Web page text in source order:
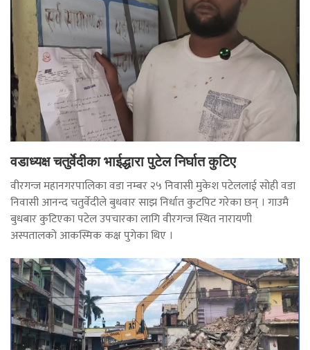
वडाध्यक्ष चतुर्वेदीका भाईद्धारा पुटेल निर्घात कुटिए
वीरगन्ज महानगरपालिका वडा नम्बर २५ निवासी मुकेश पटेललाई सोही वडा
निवासी आनन्द चतुर्वेदीले बुधवार साझ निर्धात कुटपिट गरेका छन् । गाउमै
बुधबार कुटिएका पटेल उपचारका लागि वीरगन्ज स्थित नारायणी
अस्पतालको आकस्मिक कक्ष पुगेका थिए ।